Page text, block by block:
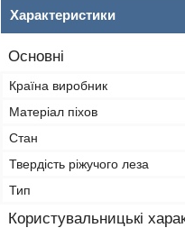
Характеристики
Основні
Країна виробник
Матеріал піхов
Стан
Твердість ріжучого леза
Тип
Користувальницькі